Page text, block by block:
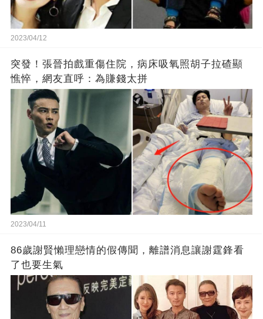
2023/04/12
突發！張晉拍戲重傷住院，病床吸氧照胡子拉碴顯
憔悴，網友直呼：為賺錢太拼
2023/04/11
86歲謝賢懶理戀情的假傳聞，離譜消息讓謝霆鋒看
了也要生氣